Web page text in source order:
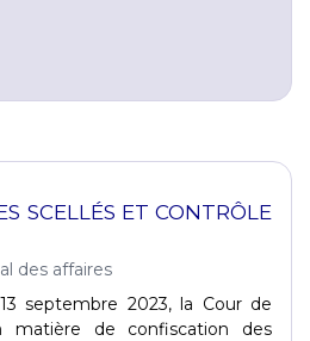
SCELLÉS ET CONTRÔLE
des affaires
septembre 2023, la Cour de
matière de confiscation des